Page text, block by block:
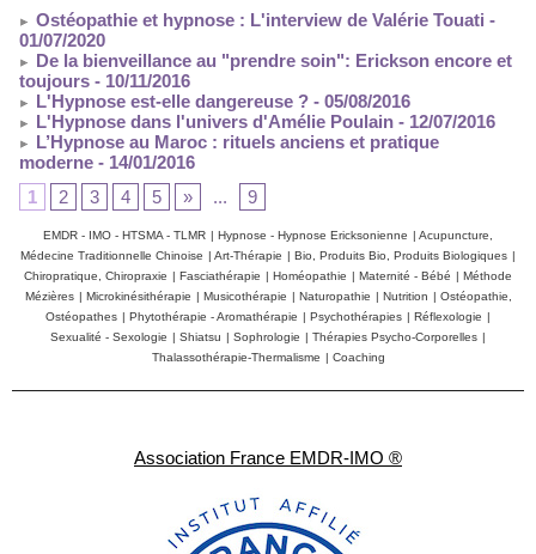
Association France EMDR-IMO ®
Ostéopathie et hypnose : L'interview de Valérie Touati -
01/07/2020
De la bienveillance au "prendre soin": Erickson encore et
toujours - 10/11/2016
L'Hypnose est-elle dangereuse ? - 05/08/2016
L'Hypnose dans l'univers d'Amélie Poulain - 12/07/2016
L’Hypnose au Maroc : rituels anciens et pratique
moderne - 14/01/2016
1
2 3 4 5 » ... 9
EMDR - IMO - HTSMA - TLMR | Hypnose - Hypnose Ericksonienne | Acupuncture,
Médecine Traditionnelle Chinoise | Art-Thérapie | Bio, Produits Bio, Produits Biologiques |
Chiropratique, Chiropraxie | Fasciathérapie | Homéopathie | Maternité - Bébé | Méthode
Mézières | Microkinésithérapie | Musicothérapie | Naturopathie | Nutrition | Ostéopathie,
Ostéopathes | Phytothérapie - Aromathérapie | Psychothérapies | Réflexologie |
Sexualité - Sexologie | Shiatsu | Sophrologie | Thérapies Psycho-Corporelles |
Thalassothérapie-Thermalisme | Coaching